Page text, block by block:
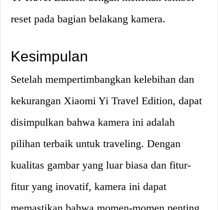
reset pada bagian belakang kamera.
Kesimpulan
Setelah mempertimbangkan kelebihan dan
kekurangan Xiaomi Yi Travel Edition, dapat
disimpulkan bahwa kamera ini adalah
pilihan terbaik untuk traveling. Dengan
kualitas gambar yang luar biasa dan fitur-
fitur yang inovatif, kamera ini dapat
memastikan bahwa momen-momen penting